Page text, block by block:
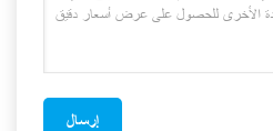
إرسال